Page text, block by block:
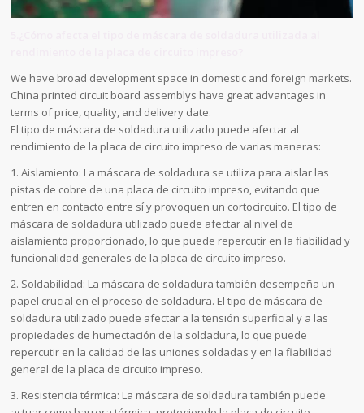
We have broad development space in domestic and foreign markets.
China printed circuit board assemblys have great advantages in
terms of price, quality, and delivery date.
El tipo de máscara de soldadura utilizado puede afectar al
rendimiento de la placa de circuito impreso de varias maneras:
1. Aislamiento: La máscara de soldadura se utiliza para aislar las
pistas de cobre de una placa de circuito impreso, evitando que
entren en contacto entre sí y provoquen un cortocircuito. El tipo de
máscara de soldadura utilizado puede afectar al nivel de
aislamiento proporcionado, lo que puede repercutir en la fiabilidad y
funcionalidad generales de la placa de circuito impreso.
2. Soldabilidad: La máscara de soldadura también desempeña un
papel crucial en el proceso de soldadura. El tipo de máscara de
soldadura utilizado puede afectar a la tensión superficial y a las
propiedades de humectación de la soldadura, lo que puede
repercutir en la calidad de las uniones soldadas y en la fiabilidad
general de la placa de circuito impreso.
3. Resistencia térmica: La máscara de soldadura también puede